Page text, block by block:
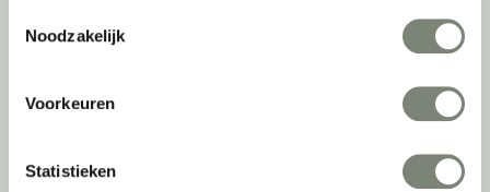
Noodzakelijk
Voorkeuren
Statistieken
Accessoires
Vacatures